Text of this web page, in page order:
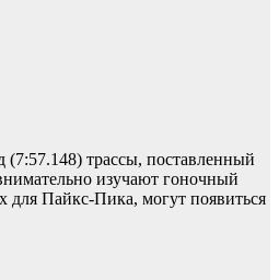
трассы, поставленный
изучают гоночный
для Пайкс-Пика, могут появиться